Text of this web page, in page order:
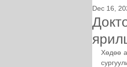
Dec 16,
Хөдөө